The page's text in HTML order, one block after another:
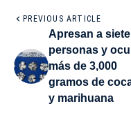
PREVIOUS ARTICLE
Apresan a siete
personas y
más de 3,000
gramos de
y marihuana